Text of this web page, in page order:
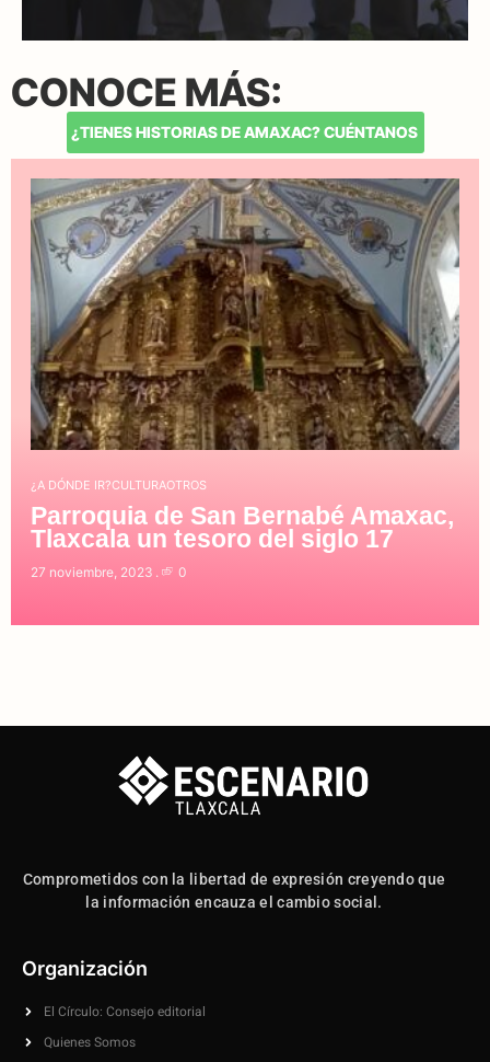
CONOCE MÁS:
¿TIENES HISTORIAS DE AMAXAC? CUÉNTANOS
¿A DÓNDE IR?CULTURAOTROS
Parroquia de San Bernabé Amaxac,
Tlaxcala un tesoro del siglo 17
27 noviembre, 2023 0
Comprometidos con la libertad de expresión creyendo que
la información encauza el cambio social.
Organización
El Círculo: Consejo editorial
Quienes Somos